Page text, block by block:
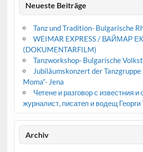
Neueste Beiträge
Tanz und Tradition- Bulgarische
WEIMAR EXPRESS / ВАЙМАР
(DOKUMENTARFILM)
Tanzworkshop- Bulgarische
Jubiläumskonzert der Tanzgruppe
Moma“- Jena
Четене и разговор с известния и
журналист, писател и водещ
Archiv